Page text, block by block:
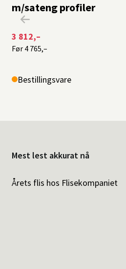
m/sateng profiler
3 812,–
Før 4 765,–
Bestillingsvare
Mest lest akkurat nå
Årets flis hos Flisekompaniet